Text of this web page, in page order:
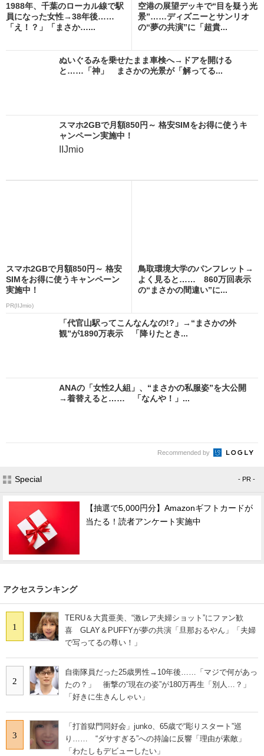
1988年、千葉のローカル線で駅
員になった女性→38年後……
「え！？」「まさか…...
空港の展望デッキで“目を疑う光
景”……ディズニーとサンリオ
の“夢の共演”に「超貴...
ぬいぐるみを乗せたまま車検へ→ドアを開ける
と……「神」 まさかの光景が「解ってる...
スマホ2GBで月額850円～ 格安SIMをお得に使うキ
ャンペーン実施中！
IIJmio
スマホ2GBで月額850円～ 格安
SIMをお得に使うキャンペーン
実施中！
PR(IIJmio)
鳥取環境大学のパンフレット→
よく見ると…… 860万回表示
の“まさかの間違い”に...
「代官山駅ってこんなんなの!?」→“まさかの外
観”が1890万表示 「降りたとき...
ANAの「女性2人組」、“まさかの私服姿”を大公開
→着替えると…… 「なんや！」...
Recommended by
Special - PR -
【抽選で5,000円分】Amazonギフトカードが
当たる！読者アンケート実施中
アクセスランキング
1
TERU＆大貫亜美、“激レア夫婦ショット”にファン歓
喜 GLAY＆PUFFYが夢の共演「旦那おるやん」「夫婦
で写ってるの尊い！」
2
自衛隊員だった25歳男性→10年後……「マジで何があっ
たの？」 衝撃の“現在の姿”が180万再生「別人…？」
「好きに生きんしゃい」
3
「打首獄門同好会」junko、65歳で“彫りスタート”巡
り…… “ダサすぎる”への持論に反響「理由が素敵」
「わたしもデビューしたい」